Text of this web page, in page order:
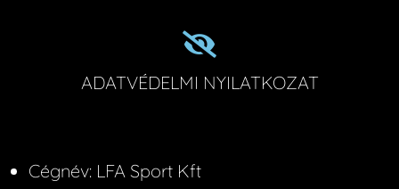
ADATVÉDELMI NYILATKOZAT
Cégnév: LFA Sport Kft